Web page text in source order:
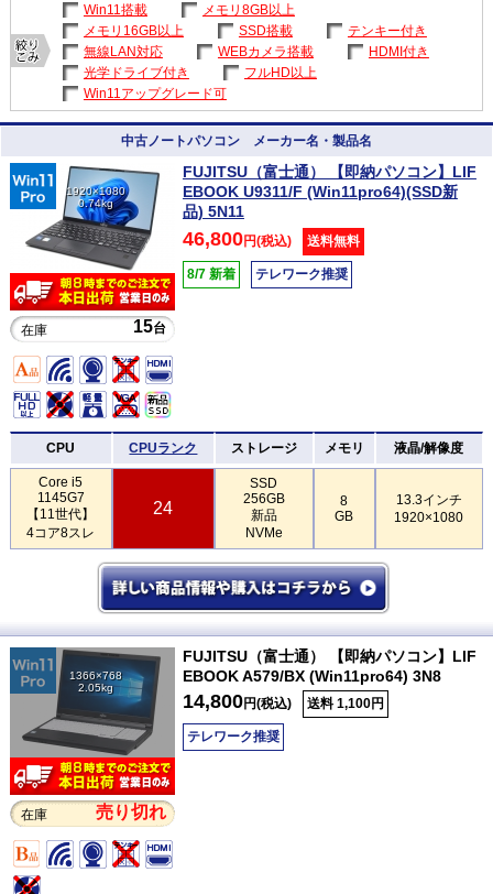
Win11搭載
メモリ8GB以上
メモリ16GB以上
SSD搭載
テンキー付き
無線LAN対応
WEBカメラ搭載
HDMI付き
光学ドライブ付き
フルHD以上
Win11アップグレード可
中古ノートパソコン メーカー名・製品名
1920×1080
0.74kg
在庫 15台
FUJITSU（富士通） 【即納パソコン】LIF
EBOOK U9311/F (Win11pro64)(SSD新
品) 5N11
46,800円(税込) 送料無料
8/7 新着 テレワーク推奨
CPU CPUランク ストレージ メモリ 液晶/解像度
Core i5
1145G7
【11世代】
4コア8スレ
24
SSD
256GB
新品
NVMe
8
GB
13.3インチ
1920×1080
1366×768
2.05kg
在庫 売り切れ
FUJITSU（富士通） 【即納パソコン】LIF
EBOOK A579/BX (Win11pro64) 3N8
14,800円(税込) 送料 1,100円
テレワーク推奨